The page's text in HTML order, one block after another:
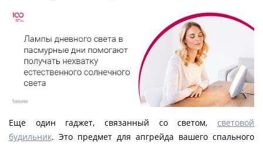
Еще один гаджет, связанный со светом, световой
будильник. Это предмет для апгрейда вашего спального